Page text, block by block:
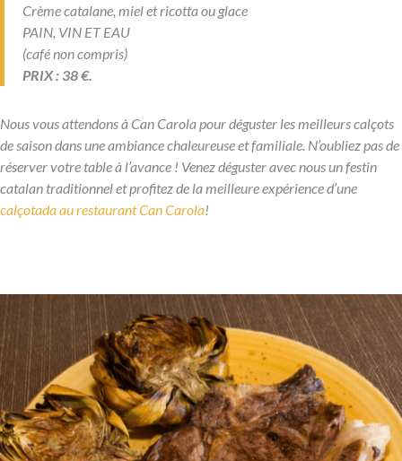
Crème catalane, miel et ricotta ou glace
PAIN, VIN ET EAU
(café non compris)
PRIX : 38 €.
Nous vous attendons à Can Carola pour déguster les meilleurs calçots
de saison dans une ambiance chaleureuse et familiale. N’oubliez pas de
réserver votre table à l’avance ! Venez déguster avec nous un festin
catalan traditionnel et profitez de la meilleure expérience d’une
calçotada au restaurant Can Carola!